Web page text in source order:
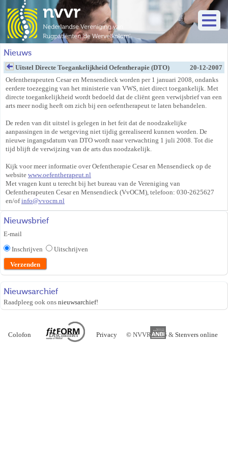
Nieuws
Uitstel Directe Toegankelijkheid Oefentherapie (DTO)
20-12-2007
Oefentherapeuten Cesar en Mensendieck worden per 1 januari 2008, ondanks
eerdere toezegging van het ministerie van VWS, niet direct toegankelijk. Met
directe toegankelijkheid wordt bedoeld dat de cliënt geen verwijsbrief van een
arts meer nodig heeft om zich bij een oefentherapeut te laten behandelen.
De reden van dit uitstel is gelegen in het feit dat de noodzakelijke
aanpassingen in de wetgeving niet tijdig gerealiseerd kunnen worden. De
nieuwe ingangsdatum van DTO wordt naar verwachting 1 juli 2008. Tot die
tijd blijft de verwijzing van de arts dus noodzakelijk.
Kijk voor meer informatie over Oefentherapie Cesar en Mensendieck op de
website www.oefentherapeut.nl
Met vragen kunt u terecht bij het bureau van de Vereniging van
Oefentherapeuten Cesar en Mensendieck (VvOCM), telefoon: 030-2625627
en/ofinfo@vvocm.nl
Nieuwsbrief
E-mail
Inschrijven
Uitschrijven
Nieuwsarchief
Raadpleeg ook ons nieuwsarchief!
© NVVR 2026 & Stenvers online
Colofon Disclaimer Privacy